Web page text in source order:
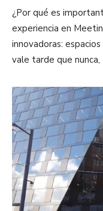
¿Por qué es
experiencia en
innovadoras:
vale tarde que